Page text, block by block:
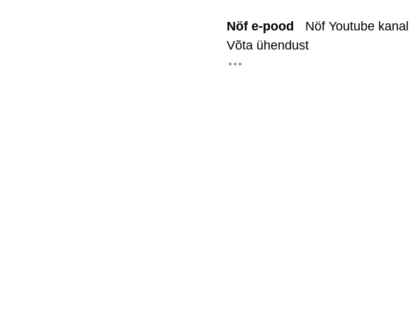
Nöf e-pood Nöf Youtube kanal
Võta ühendust